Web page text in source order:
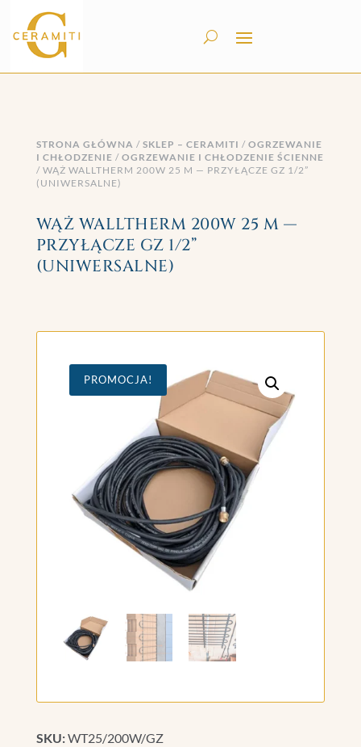
STRONA GŁÓWNA / SKLEP – CERAMITI / OGRZEWANIE
I CHŁODZENIE / OGRZEWANIE I CHŁODZENIE ŚCIENNE
/ WĄŻ WALLTHERM 200W 25 M — PRZYŁĄCZE GZ 1/2”
(UNIWERSALNE)
WĄŻ WALLTHERM 200W 25 M —
PRZYŁĄCZE GZ 1/2”
(UNIWERSALNE)
PROMOCJA!
SKU:WT25/200W/GZ